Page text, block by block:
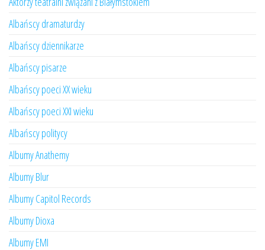
Albańscy dramaturdzy
Albańscy dziennikarze
Albańscy pisarze
Albańscy poeci XX wieku
Albańscy poeci XXI wieku
Albańscy politycy
Albumy Anathemy
Albumy Blur
Albumy Capitol Records
Albumy Dioxa
Albumy EMI